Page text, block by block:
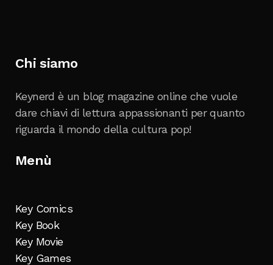
Chi siamo
Keynerd è un blog magazine online che vuole
dare chiavi di lettura appassionanti per quanto
riguarda il mondo della cultura pop!
Menù
Key Comics
Key Book
Key Movie
Key Games